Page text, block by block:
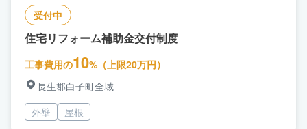
受付中
住宅リフォーム補助金交付制度
工事費用の10%（上限20万円）
長生郡白子町全域
外壁
屋根